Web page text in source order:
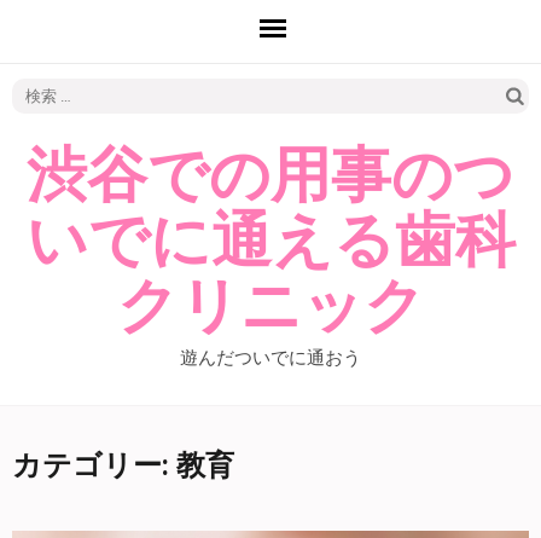
渋谷での用事のつ
いでに通える歯科
クリニック
遊んだついでに通おう
カテゴリー: 教育